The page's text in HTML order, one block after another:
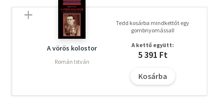
A vörös kolostor
Román István
Tedd kosárba mindkettőt egy
gombnyomással!
A kettő együtt:
5 391 Ft
Kosárba